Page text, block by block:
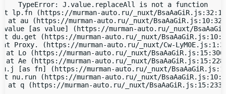
TypeError: J.value.replaceAll is not a function
lp.fn (https://murman-auto.ru/_nuxt/
at au (https://murman-auto.ru/_nuxt/
value [as value] (https://murman-auto.ru/_nuxt/
du.get (https://murman-auto.ru/_nuxt/
at Proxy.
(https://murman-auto.ru/_nuxt/Cw-
at Lo (https://murman-auto.ru/_nuxt/
at Ae (https://murman-auto.ru/_nuxt/
[as fn] (https://murman-auto.ru/_nuxt/
nu.run (https://murman-auto.ru/_nuxt/
at q (https://murman-auto.ru/_nuxt/